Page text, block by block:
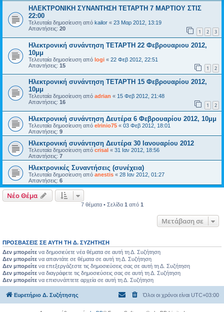
ΗΛΕΚΤΡΟΝΙΚΗ ΣΥΝΑΝΤΗΣΗ ΤΕΤΑΡΤΗ 7 ΜΑΡΤΙΟΥ ΣΤΙΣ
22:00
Τελευταία δημοσίευση από kailor « 23 Μαρ 2012, 13:19
Απαντήσεις: 20 1 2 3
Ηλεκτρονική συνάντηση ΤΕΤΑΡΤΗ 22 Φεβρουαριου 2012,
10μμ
Τελευταία δημοσίευση από logi « 22 Φεβ 2012, 22:51
Απαντήσεις: 15 1 2
Ηλεκτρονική συνάντηση ΤΕΤΑΡΤΗ 15 Φεβρουαρίου 2012,
10μμ
Τελευταία δημοσίευση από adrian « 15 Φεβ 2012, 21:48
Απαντήσεις: 16 1 2
Ηλεκτρονική συνάντηση Δευτέρα 6 Φεβρουαρίου 2012, 10μμ
Τελευταία δημοσίευση από elrinio75 « 03 Φεβ 2012, 18:01
Απαντήσεις: 9
Ηλεκτρονική συνάντηση Δευτέρα 30 Ιανουαρίου 2012
Τελευταία δημοσίευση από crisal « 31 Ιαν 2012, 18:56
Απαντήσεις: 7
Ηλεκτρονικές Συναντήσεις (συνέχεια)
Τελευταία δημοσίευση από anestis « 28 Ιαν 2012, 01:27
Απαντήσεις: 6
Νέο Θέμα
7 θέματα • Σελίδα 1 από 1
Μετάβαση σε
ΠΡΟΣΒΆΣΕΙΣ ΣΕ ΑΥΤΉ ΤΗ Δ. ΣΥΖΉΤΗΣΗ
Δεν μπορείτε να δημοσιεύετε νέα θέματα σε αυτή τη Δ. Συζήτηση
Δεν μπορείτε να απαντάτε σε θέματα σε αυτή τη Δ. Συζήτηση
Δεν μπορείτε να επεξεργάζεστε τις δημοσιεύσεις σας σε αυτή τη Δ. Συζήτηση
Δεν μπορείτε να διαγράφετε τις δημοσιεύσεις σας σε αυτή τη Δ. Συζήτηση
Δεν μπορείτε να επισυνάπτετε αρχεία σε αυτή τη Δ. Συζήτηση
Ευρετήριο Δ. Συζήτησης Όλοι οι χρόνοι είναι UTC+03:00